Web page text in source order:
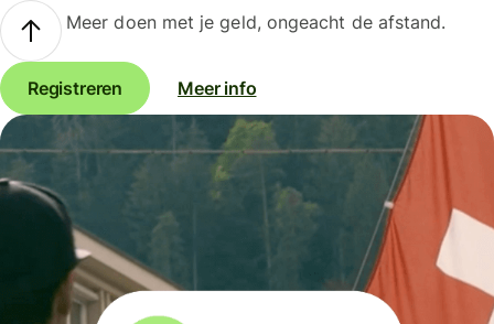
Meer doen met je geld, ongeacht de afstand.
Registreren Meer info